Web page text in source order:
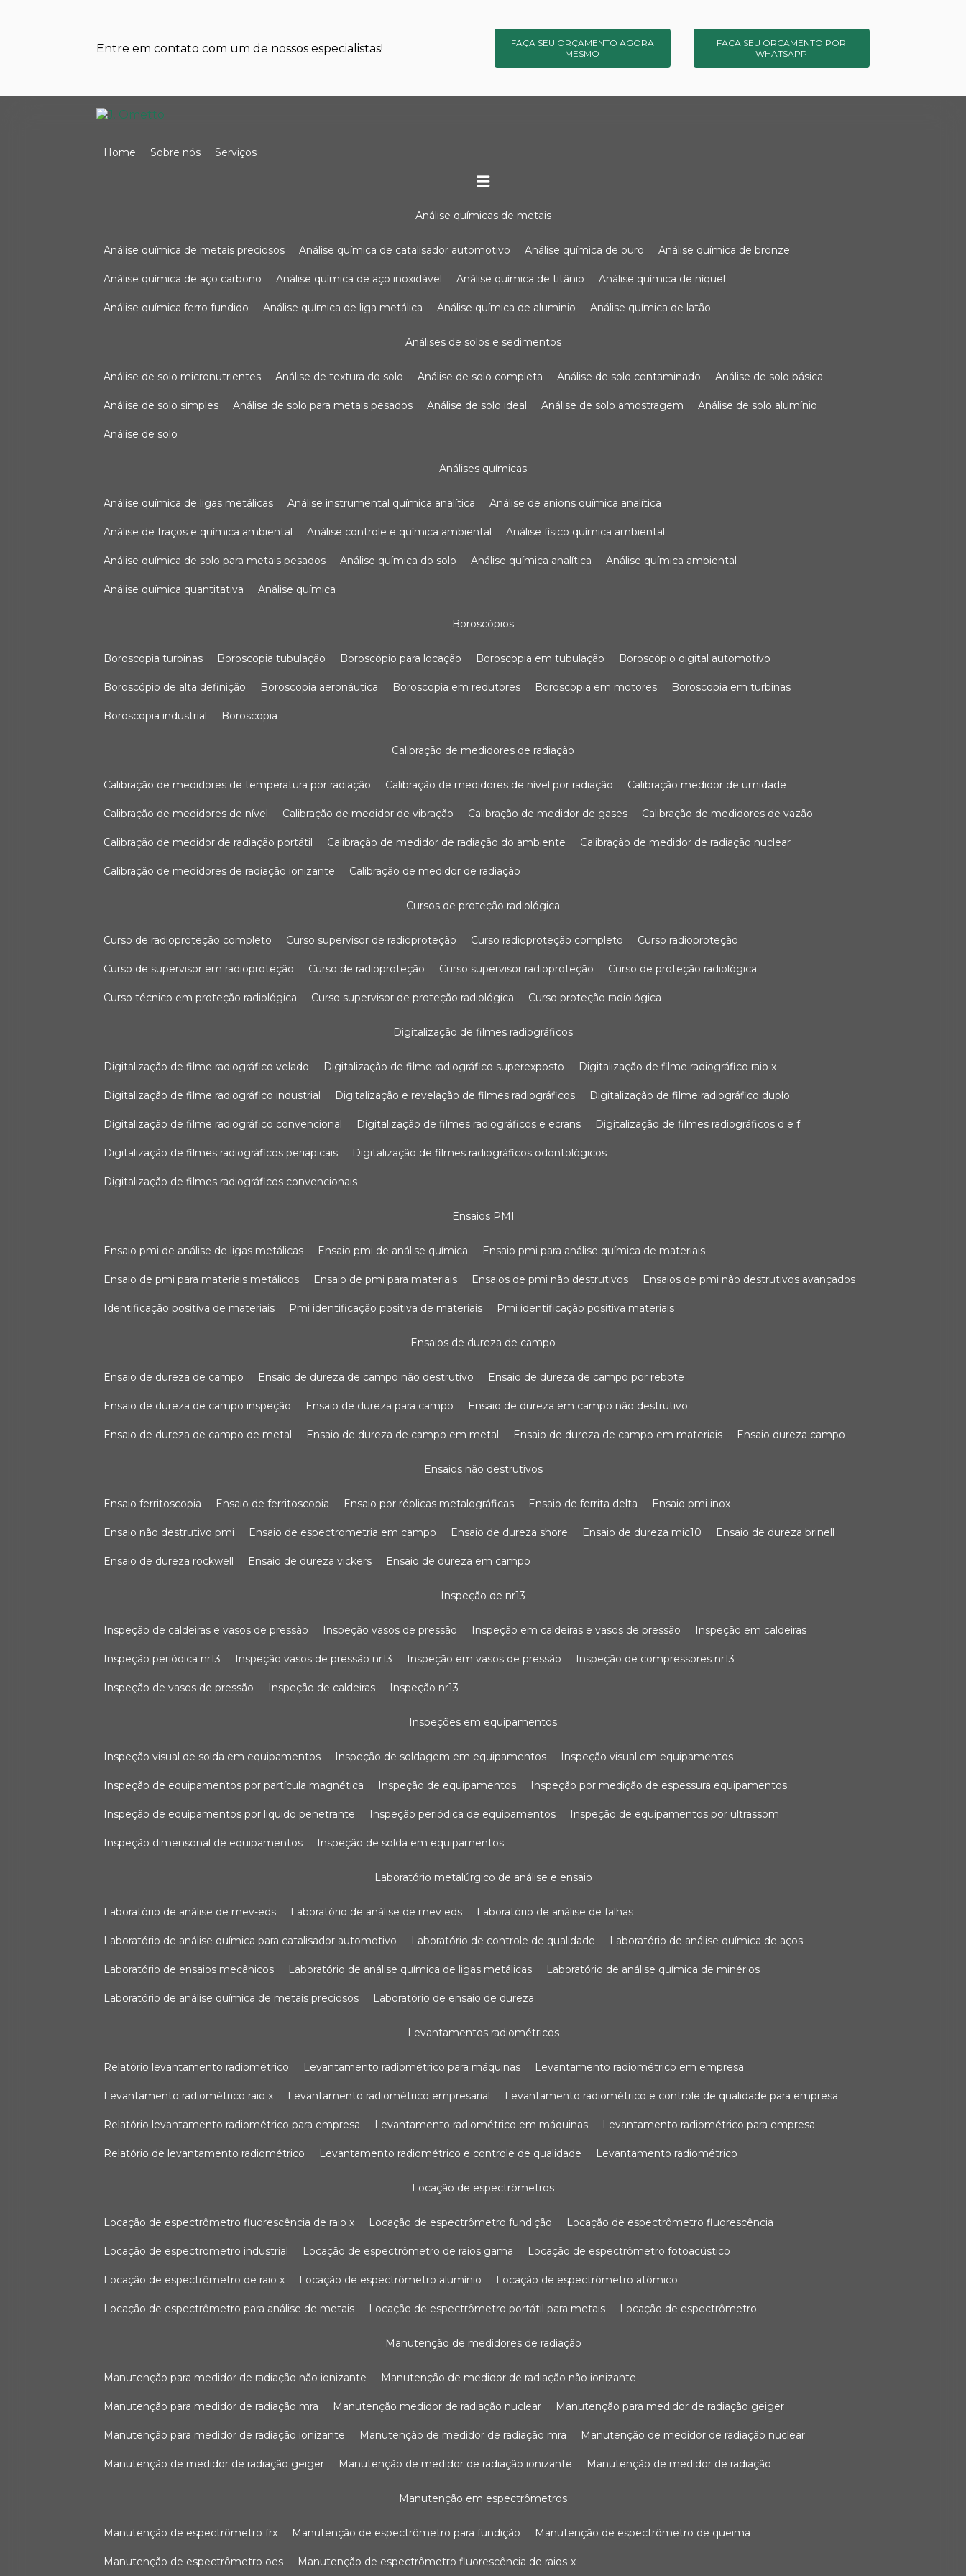
Entre em contato com um de nossos especialistas!
FAÇA SEU ORÇAMENTO AGORA
MESMO
FAÇA SEU ORÇAMENTO POR
WHATSAPP
Home Sobre nós Serviços
análise químicas de metais
análise química de metais preciosos análise química de catalisador automotivo análise química de ouro análise química de bronze
análise química de aço carbono análise química de aço inoxidável análise química de titânio análise química de níquel
análise química ferro fundido análise química de liga metálica análise química de aluminio análise química de latão
análises de solos e sedimentos
análise de solo micronutrientes análise de textura do solo análise de solo completa análise de solo contaminado análise de solo básica
análise de solo simples análise de solo para metais pesados análise de solo ideal análise de solo amostragem análise de solo alumínio
análise de solo
análises químicas
análise química de ligas metálicas análise instrumental química analítica análise de anions química analítica
análise de traços e química ambiental análise controle e química ambiental análise físico química ambiental
análise química de solo para metais pesados análise química do solo análise química analítica análise química ambiental
análise química quantitativa análise química
boroscópios
boroscopia turbinas boroscopia tubulação boroscópio para locação boroscopia em tubulação boroscópio digital automotivo
boroscópio de alta definição boroscopia aeronáutica boroscopia em redutores boroscopia em motores boroscopia em turbinas
boroscopia industrial boroscopia
calibração de medidores de radiação
calibração de medidores de temperatura por radiação calibração de medidores de nível por radiação calibração medidor de umidade
calibração de medidores de nível calibração de medidor de vibração calibração de medidor de gases calibração de medidores de vazão
calibração de medidor de radiação portátil calibração de medidor de radiação do ambiente calibração de medidor de radiação nuclear
calibração de medidores de radiação ionizante calibração de medidor de radiação
cursos de proteção radiológica
curso de radioproteção completo curso supervisor de radioproteção curso radioproteção completo curso radioproteção
curso de supervisor em radioproteção curso de radioproteção curso supervisor radioproteção curso de proteção radiológica
curso técnico em proteção radiológica curso supervisor de proteção radiológica curso proteção radiológica
digitalização de filmes radiográficos
digitalização de filme radiográfico velado digitalização de filme radiográfico superexposto digitalização de filme radiográfico raio x
digitalização de filme radiográfico industrial digitalização e revelação de filmes radiográficos digitalização de filme radiográfico duplo
digitalização de filme radiográfico convencional digitalização de filmes radiográficos e ecrans digitalização de filmes radiográficos d e f
digitalização de filmes radiográficos periapicais digitalização de filmes radiográficos odontológicos
digitalização de filmes radiográficos convencionais
ensaios PMI
ensaio pmi de análise de ligas metálicas ensaio pmi de análise química ensaio pmi para análise química de materiais
ensaio de pmi para materiais metálicos ensaio de pmi para materiais ensaios de pmi não destrutivos ensaios de pmi não destrutivos avançados
identificação positiva de materiais pmi identificação positiva de materiais pmi identificação positiva materiais
ensaios de dureza de campo
ensaio de dureza de campo ensaio de dureza de campo não destrutivo ensaio de dureza de campo por rebote
ensaio de dureza de campo inspeção ensaio de dureza para campo ensaio de dureza em campo não destrutivo
ensaio de dureza de campo de metal ensaio de dureza de campo em metal ensaio de dureza de campo em materiais ensaio dureza campo
ensaios não destrutivos
ensaio ferritoscopia ensaio de ferritoscopia ensaio por réplicas metalográficas ensaio de ferrita delta ensaio pmi inox
ensaio não destrutivo pmi ensaio de espectrometria em campo ensaio de dureza shore ensaio de dureza mic10 ensaio de dureza brinell
ensaio de dureza rockwell ensaio de dureza vickers ensaio de dureza em campo
inspeção de nr13
inspeção de caldeiras e vasos de pressão inspeção vasos de pressão inspeção em caldeiras e vasos de pressão inspeção em caldeiras
inspeção periódica nr13 inspeção vasos de pressão nr13 inspeção em vasos de pressão inspeção de compressores nr13
inspeção de vasos de pressão inspeção de caldeiras inspeção nr13
inspeções em equipamentos
inspeção visual de solda em equipamentos inspeção de soldagem em equipamentos inspeção visual em equipamentos
inspeção de equipamentos por partícula magnética inspeção de equipamentos inspeção por medição de espessura equipamentos
inspeção de equipamentos por liquido penetrante inspeção periódica de equipamentos inspeção de equipamentos por ultrassom
inspeção dimensonal de equipamentos inspeção de solda em equipamentos
laboratório metalúrgico de análise e ensaio
laboratório de análise de mev-eds laboratório de análise de mev eds laboratório de análise de falhas
laboratório de análise química para catalisador automotivo laboratório de controle de qualidade laboratório de análise química de aços
laboratório de ensaios mecânicos laboratório de análise química de ligas metálicas laboratório de análise química de minérios
laboratório de análise química de metais preciosos laboratório de ensaio de dureza
levantamentos radiométricos
relatório levantamento radiométrico levantamento radiométrico para máquinas levantamento radiométrico em empresa
levantamento radiométrico raio x levantamento radiométrico empresarial levantamento radiométrico e controle de qualidade para empresa
relatório levantamento radiométrico para empresa levantamento radiométrico em máquinas levantamento radiométrico para empresa
relatório de levantamento radiométrico levantamento radiométrico e controle de qualidade levantamento radiométrico
locação de espectrômetros
locação de espectrômetro fluorescência de raio x locação de espectrômetro fundição locação de espectrômetro fluorescência
locação de espectrometro industrial locação de espectrômetro de raios gama locação de espectrômetro fotoacústico
locação de espectrômetro de raio x locação de espectrômetro alumínio locação de espectrômetro atômico
locação de espectrômetro para análise de metais locação de espectrômetro portátil para metais locação de espectrômetro
manutenção de medidores de radiação
manutenção para medidor de radiação não ionizante manutenção de medidor de radiação não ionizante
manutenção para medidor de radiação mra manutenção medidor de radiação nuclear manutenção para medidor de radiação geiger
manutenção para medidor de radiação ionizante manutenção de medidor de radiação mra manutenção de medidor de radiação nuclear
manutenção de medidor de radiação geiger manutenção de medidor de radiação ionizante manutenção de medidor de radiação
manutenção em espectrômetros
manutenção de espectrômetro frx manutenção de espectrômetro para fundição manutenção de espectrômetro de queima
manutenção de espectrômetro oes manutenção de espectrômetro fluorescência de raios-x